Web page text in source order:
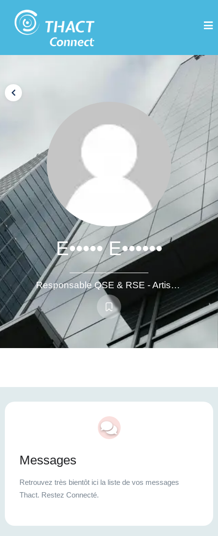
E••••• E••••••
Responsable QSE & RSE - Artisan luthier cuivres et bois
Messages
Retrouvez très bientôt ici la liste de vos messages
Thact. Restez Connecté.